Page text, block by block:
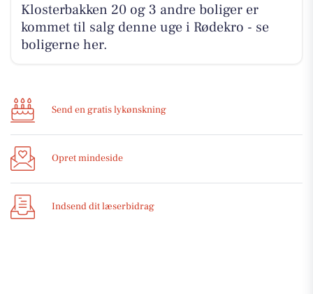
Klosterbakken 20 og 3 andre boliger er
kommet til salg denne uge i Rødekro - se
boligerne her.
Send en gratis lykønskning
Opret mindeside
Indsend dit læserbidrag